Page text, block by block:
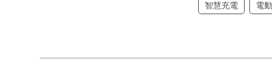
智慧充電 電